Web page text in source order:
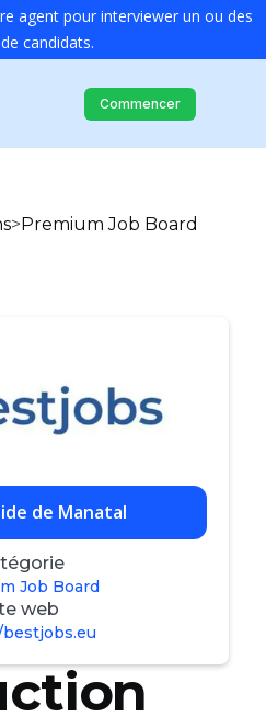
agent pour interviewer un ou des
candidats.
Commencer
>Premium Job Board
de Manatal
Job Board
web